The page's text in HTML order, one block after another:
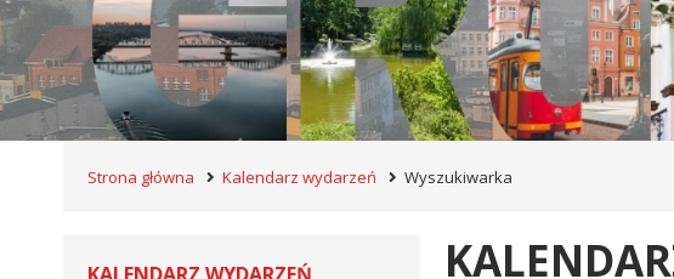
Strona główna Kalendarz wydarzeń Wyszukiwarka